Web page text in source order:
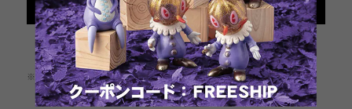
Sold out
日本国内にお住まいの方向け
※この商品は1点までのご注文とさせていただきます。